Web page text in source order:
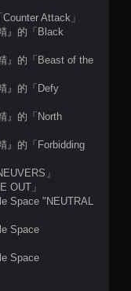
Attack」
』的「Black
』的「Beast of the
』的「Defy
』的「North
』的「Forbidding
」
OUT」
Space "NEUTRAL
Space
Space